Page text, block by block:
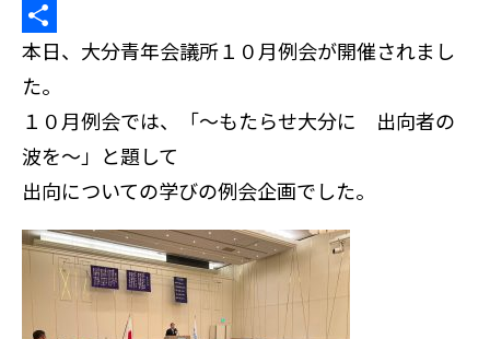
e
b
o
o
k
t
t
e
r
n
e
H
a
t
e
n
a
共
有
本日、大分青年会議所１０月例会が開催されまし
た。
１０月例会では、「～もたらせ大分に 出向者の
波を～」と題して
出向についての学びの例会企画でした。